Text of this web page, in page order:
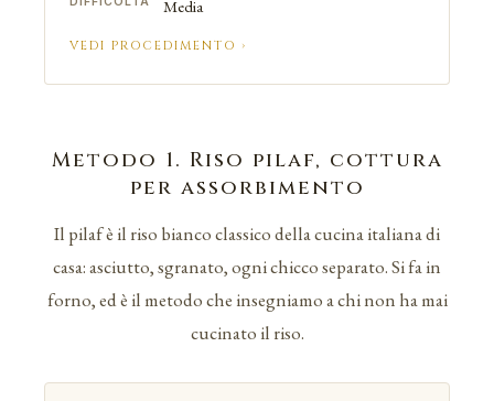
Media
VEDI PROCEDIMENTO ›
Metodo 1. Riso pilaf, cottura
per assorbimento
Il pilaf è il riso bianco classico della cucina italiana di
casa: asciutto, sgranato, ogni chicco separato. Si fa in
forno, ed è il metodo che insegniamo a chi non ha mai
cucinato il riso.